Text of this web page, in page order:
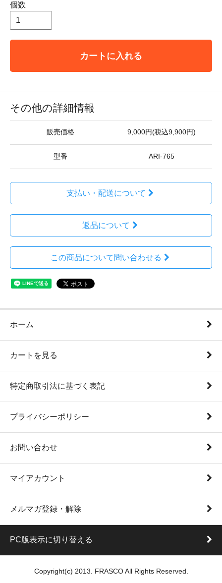
個数
カートに入れる
その他の詳細情報
販売価格 9,000円(税込9,900円)
型番 ARI-765
支払い・配送について
返品について
この商品について問い合わせる
ホーム
カートを見る
特定商取引法に基づく表記
プライバシーポリシー
お問い合わせ
マイアカウント
メルマガ登録・解除
PC版表示に切り替える
Copyright(c) 2013. FRASCO All Rights Reserved.